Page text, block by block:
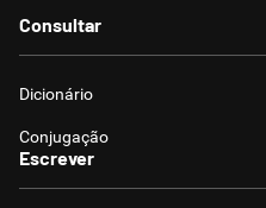
Consultar
Dicionário
Conjugação
Escrever